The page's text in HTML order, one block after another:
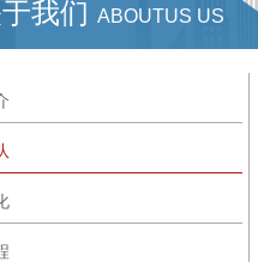
我们 ABOUTUS US